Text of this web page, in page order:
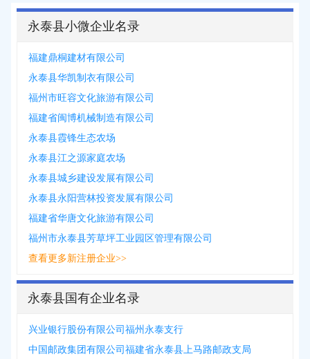
永泰县小微企业名录
福建鼎桐建材有限公司
永泰县华凯制衣有限公司
福州市旺容文化旅游有限公司
福建省闽博机械制造有限公司
永泰县霞锋生态农场
永泰县江之源家庭农场
永泰县城乡建设发展有限公司
永泰县永阳营林投资发展有限公司
福建省华唐文化旅游有限公司
福州市永泰县芳草坪工业园区管理有限公司
查看更多新注册企业>>
永泰县国有企业名录
兴业银行股份有限公司福州永泰支行
中国邮政集团有限公司福建省永泰县上马路邮政支局